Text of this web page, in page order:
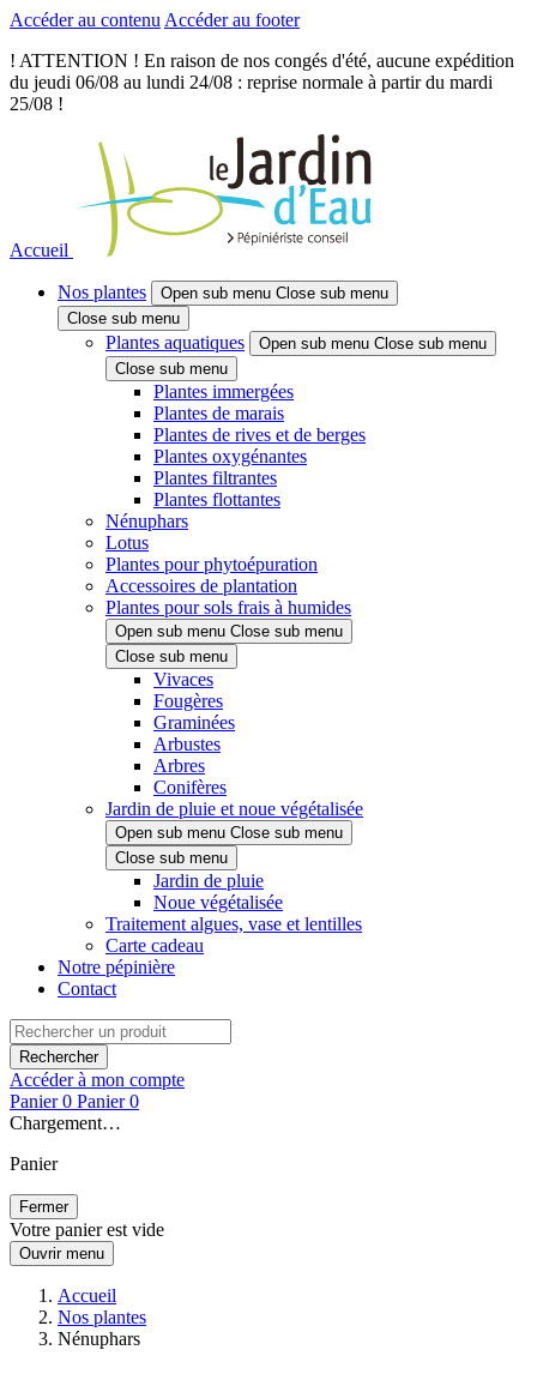
Accéder au contenu Accéder au footer
! ATTENTION ! En raison de nos congés d'été, aucune expédition
du jeudi 06/08 au lundi 24/08 : reprise normale à partir du mardi
25/08 !
Accueil
Nos plantes Open sub menu Close sub menu
Close sub menu
Plantes aquatiques Open sub menu Close sub menu
Close sub menu
Plantes immergées
Plantes de marais
Plantes de rives et de berges
Plantes oxygénantes
Plantes filtrantes
Plantes flottantes
Nénuphars
Lotus
Plantes pour phytoépuration
Accessoires de plantation
Plantes pour sols frais à humides
Open sub menu Close sub menu
Close sub menu
Vivaces
Fougères
Graminées
Arbustes
Arbres
Conifères
Jardin de pluie et noue végétalisée
Open sub menu Close sub menu
Close sub menu
Jardin de pluie
Noue végétalisée
Traitement algues, vase et lentilles
Carte cadeau
Notre pépinière
Contact
Rechercher
Accéder à mon compte
Panier 0 Panier 0
Chargement…
Panier
Fermer
Votre panier est vide
Ouvrir menu
Accueil
Nos plantes
Nénuphars